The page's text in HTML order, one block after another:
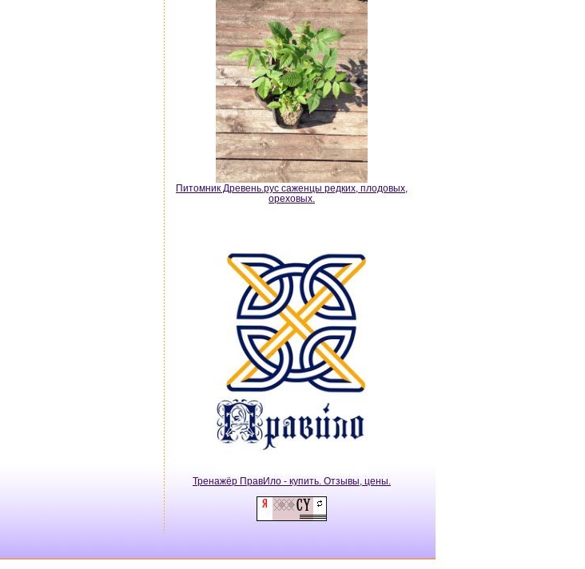
Питомник Древень.рус саженцы редких, плодовых,
ореховых.
Тренажёр ПравИло - купить. Отзывы, цены.